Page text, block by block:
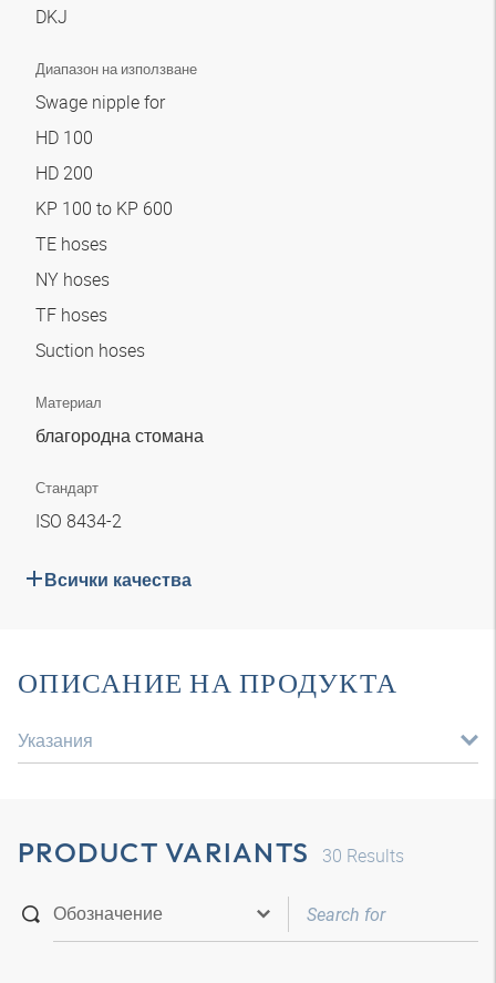
DKJ
Диапазон на използване
Swage nipple for
HD 100
HD 200
KP 100 to KP 600
TE hoses
NY hoses
TF hoses
Suction hoses
Материал
благородна стомана
Стандарт
ISO 8434-2
Всички качества
ОПИСАНИЕ НА ПРОДУКТА
Указания
PRODUCT VARIANTS 30 Results